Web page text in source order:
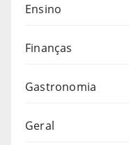
Ensino
Finanças
Gastronomia
Geral